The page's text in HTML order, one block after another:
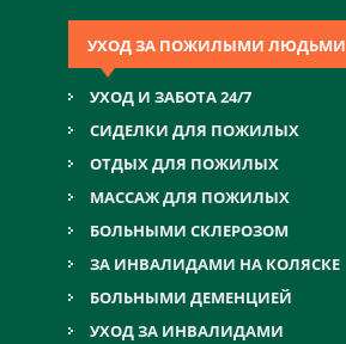
УХОД ЗА ПОЖИЛЫМИ ЛЮДЬМИ
УХОД И ЗАБОТА 24/7
СИДЕЛКИ ДЛЯ ПОЖИЛЫХ
ОТДЫХ ДЛЯ ПОЖИЛЫХ
МАССАЖ ДЛЯ ПОЖИЛЫХ
БОЛЬНЫМИ СКЛЕРОЗОМ
ЗА ИНВАЛИДАМИ НА КОЛЯСКЕ
БОЛЬНЫМИ ДЕМЕНЦИЕЙ
УХОД ЗА ИНВАЛИДАМИ